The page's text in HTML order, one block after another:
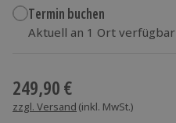
Termin buchen
Aktuell an 1 Ort verfügbar
249,90 €
zzgl. Versand (inkl. MwSt.)